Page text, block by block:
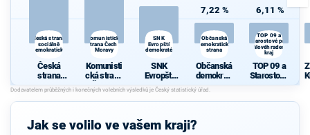
Česká strana
sociálně
demokratická
Česká
strana
sociálně
demokrati
cká
Komunistická
strana Čech a
Moravy
Komunisti
cká strana
Čech a
Moravy
SNK
Evropští
demokraté
SNK
Evropští
demokraté
7,22 %
Občanská
demokratická
strana
Občanská
demokrati
cká strana
6,11 %
TOP 09 a
Starostové pro
Královéhradecký
kraj
TOP 09 a
Starostové
pro
decký kraj
Jak se volilo ve vašem kraji?